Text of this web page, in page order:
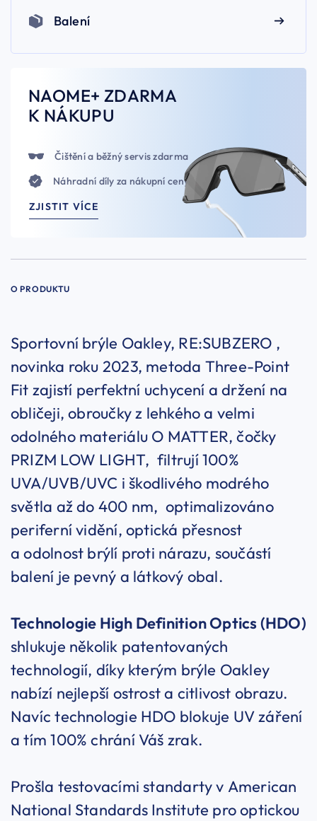
Balení
NAOME+ ZDARMA
K NÁKUPU
Čištění a běžný servis zdarma
Náhradní díly za nákupní ceny
ZJISTIT VÍCE
O PRODUKTU
Sportovní brýle Oakley, RE:SUBZERO ,
novinka roku 2023, metoda Three-Point
Fit zajistí perfektní uchycení a držení na
obličeji, obroučky z lehkého a velmi
odolného materiálu O MATTER, čočky
PRIZM LOW LIGHT, filtrují 100%
UVA/UVB/UVC i škodlivého modrého
světla až do 400 nm, optimalizováno
periferní vidění, optická přesnost
a odolnost brýlí proti nárazu, součástí
balení je pevný a látkový obal.
Technologie High Definition Optics (HDO)
shlukuje několik patentovaných
technologií, díky kterým brýle Oakley
nabízí nejlepší ostrost a citlivost obrazu.
Navíc technologie HDO blokuje UV záření
a tím 100% chrání Váš zrak.
Prošla testovacími standarty v American
National Standards Institute pro optickou